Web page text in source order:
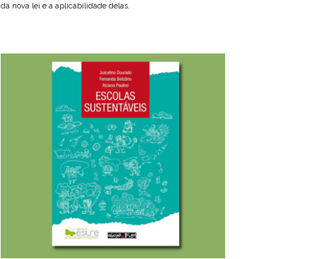
da nova lei e a aplicabilidade delas.